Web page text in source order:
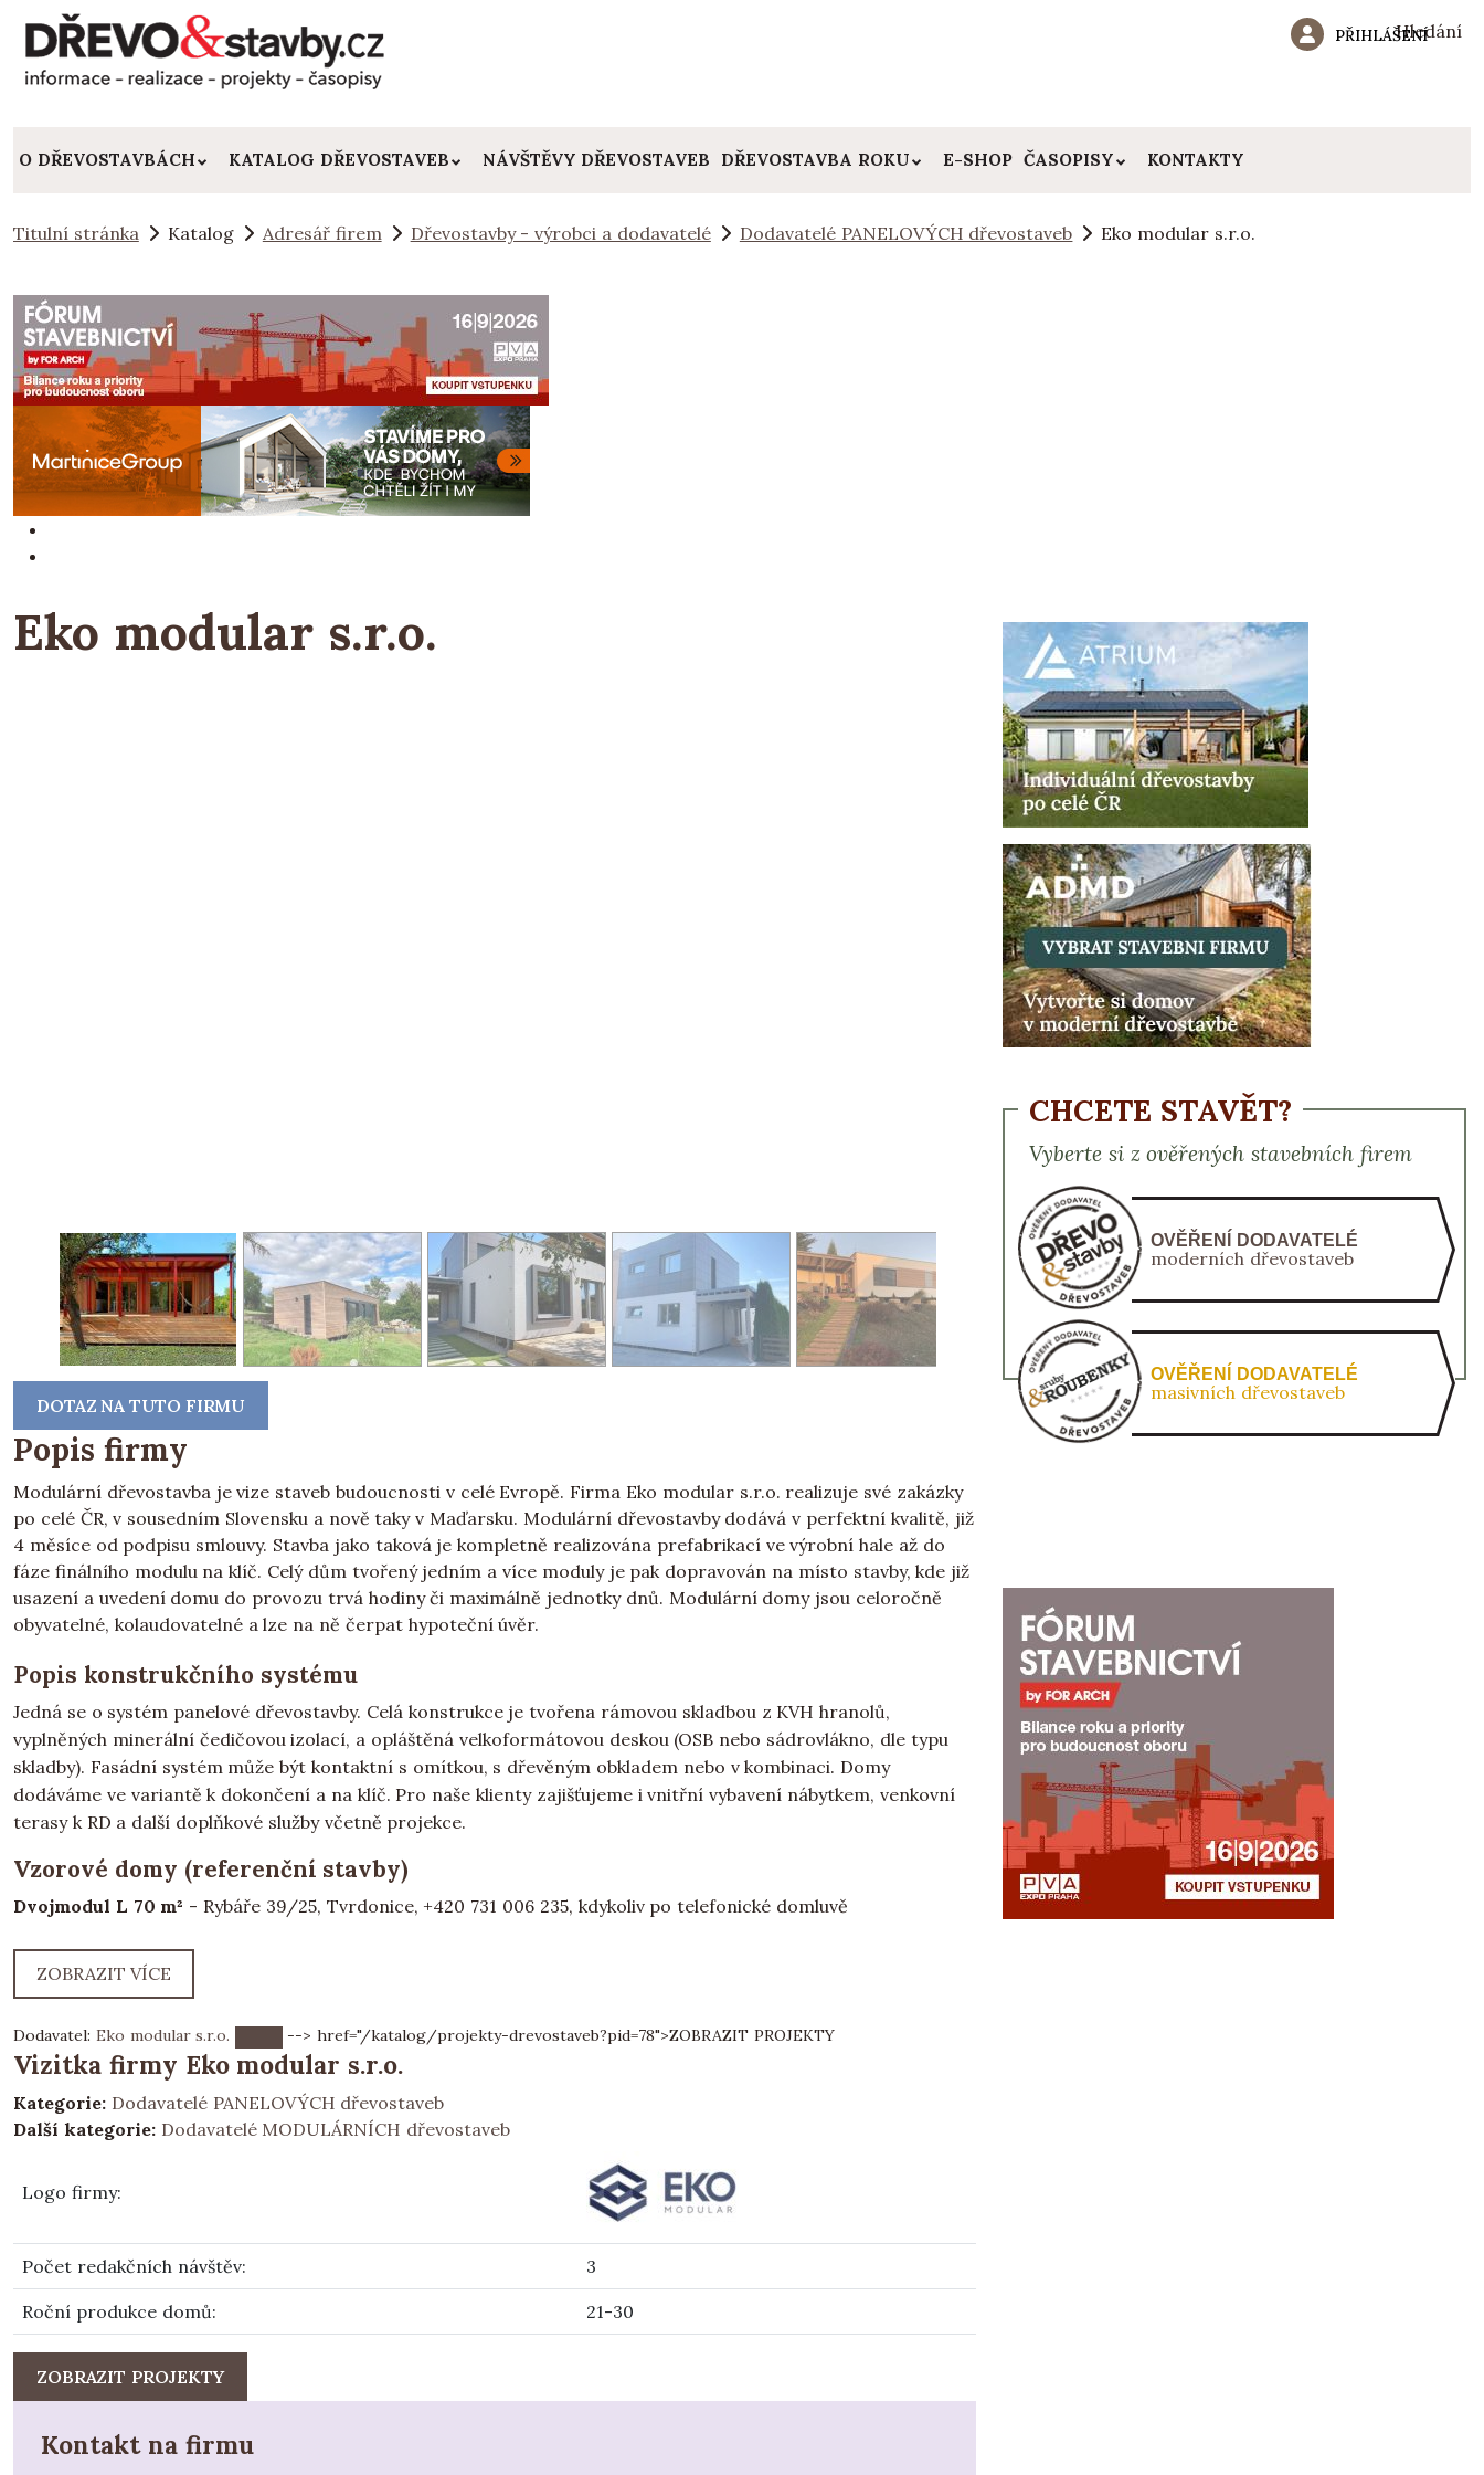
Hledání
PŘIHLÁŠENÍ
O DŘEVOSTAVBÁCH KATALOG DŘEVOSTAVEB NÁVŠTĚVY DŘEVOSTAVEB DŘEVOSTAVBA ROKU E-SHOP ČASOPISY KONTAKTY
Titulní stránka Katalog Adresář firem Dřevostavby - výrobci a dodavatelé Dodavatelé PANELOVÝCH dřevostaveb Eko modular s.r.o.
Eko modular s.r.o.
DOTAZ NA TUTO FIRMU
Popis firmy
Modulární dřevostavba je vize staveb budoucnosti v celé Evropě. Firma Eko modular s.r.o. realizuje své zakázky
po celé ČR, v sousedním Slovensku a nově taky v Maďarsku. Modulární dřevostavby dodává v perfektní kvalitě, již
4 měsíce od podpisu smlouvy. Stavba jako taková je kompletně realizována prefabrikací ve výrobní hale až do
fáze finálního modulu na klíč. Celý dům tvořený jedním a více moduly je pak dopravován na místo stavby, kde již
usazení a uvedení domu do provozu trvá hodiny či maximálně jednotky dnů. Modulární domy jsou celoročně
obyvatelné, kolaudovatelné a lze na ně čerpat hypoteční úvěr.
Popis konstrukčního systému
Jedná se o systém panelové dřevostavby. Celá konstrukce je tvořena rámovou skladbou z KVH hranolů,
vyplněných minerální čedičovou izolací, a opláštěná velkoformátovou deskou (OSB nebo sádrovlákno, dle typu
skladby). Fasádní systém může být kontaktní s omítkou, s dřevěným obkladem nebo v kombinaci. Domy
dodáváme ve variantě k dokončení a na klíč. Pro naše klienty zajišťujeme i vnitřní vybavení nábytkem, venkovní
terasy k RD a další doplňkové služby včetně projekce.
Vzorové domy (referenční stavby)
Dvojmodul L 70 m² - Rybáře 39/25, Tvrdonice, +420 731 006 235, kdykoliv po telefonické domluvě
ZOBRAZIT VÍCE
Dodavatel: Eko modular s.r.o. --> href="/katalog/projekty-drevostaveb?pid=78">ZOBRAZIT PROJEKTY
Vizitka firmy Eko modular s.r.o.
Kategorie: Dodavatelé PANELOVÝCH dřevostaveb
Další kategorie: Dodavatelé MODULÁRNÍCH dřevostaveb
Logo firmy:
Počet redakčních návštěv: 3
Roční produkce domů: 21-30
ZOBRAZIT PROJEKTY
Kontakt na firmu
CHCETE STAVĚT?
Vyberte si z ověřených stavebních firem
OVĚŘENÍ DODAVATELÉ
moderních dřevostaveb
OVĚŘENÍ DODAVATELÉ
masivních dřevostaveb